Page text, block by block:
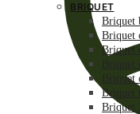
BRIQUET
Briquet
Briquet
Briquet
Briquet
Briquet
Briquet